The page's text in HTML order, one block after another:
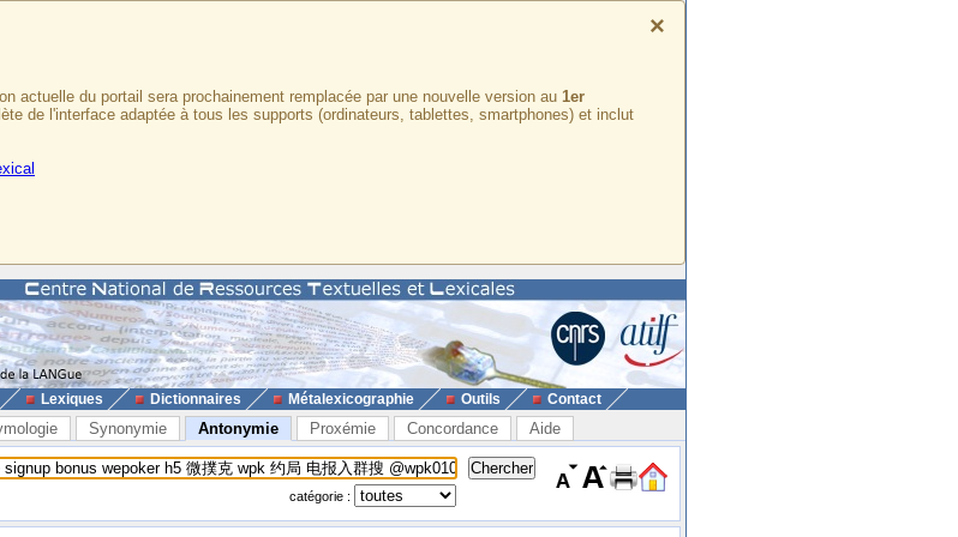
×
actuelle du portail sera prochainement remplacée par une nouvelle version au 1er
de l'interface adaptée à tous les supports (ordinateurs, tablettes, smartphones) et inclut
Lexiques Dictionnaires Métalexicographie Outils Contact
Synonymie Antonymie Proxémie Concordance Aide
catégorie :